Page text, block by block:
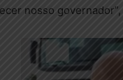
nosso